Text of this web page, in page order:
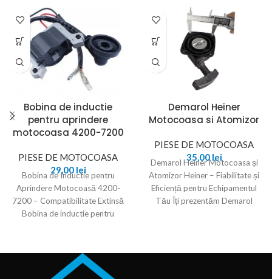
Bobina de inductie
pentru aprindere
motocoasa 4200-7200
PIESE DE MOTOCOASA
29,00 lei
Bobina de Inductie pentru
Aprindere Motocoasă 4200-
7200 – Compatibilitate Extinsă
Bobina de inductie pentru
Demarol Heiner
Motocoasa si Atomizor
PIESE DE MOTOCOASA
35,00 lei
Demarol Heiner Motocoasa și
Atomizor Heiner – Fiabilitate și
Eficiență pentru Echipamentul
Tău Îți prezentăm Demarol